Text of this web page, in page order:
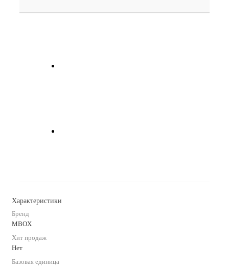
Характеристики
Бренд
MBOX
Хит продаж
Нет
Базовая единица